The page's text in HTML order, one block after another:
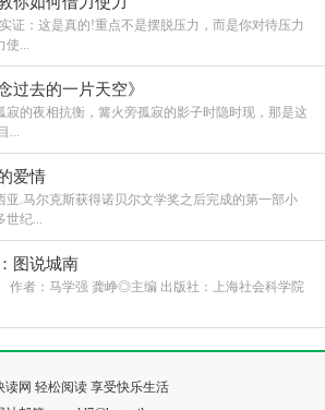
证：这是真的!重点不是摆脱压力，而是你对待压力
...
过去的一片天空》
寂的夜相抗衡，篝火旁孤寂的影子时隐时现，那是这
爱情
亚.马尔克斯获得诺贝尔文学奖之后完成的第一部小
纪...
图说城南
作者：马学强 龚峥◎主编 出版社：上海社会科学院
读网 轻松阅读 享受快乐生活